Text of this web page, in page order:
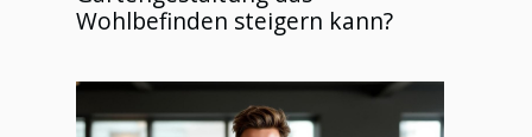
Wohlbefinden steigern kann?